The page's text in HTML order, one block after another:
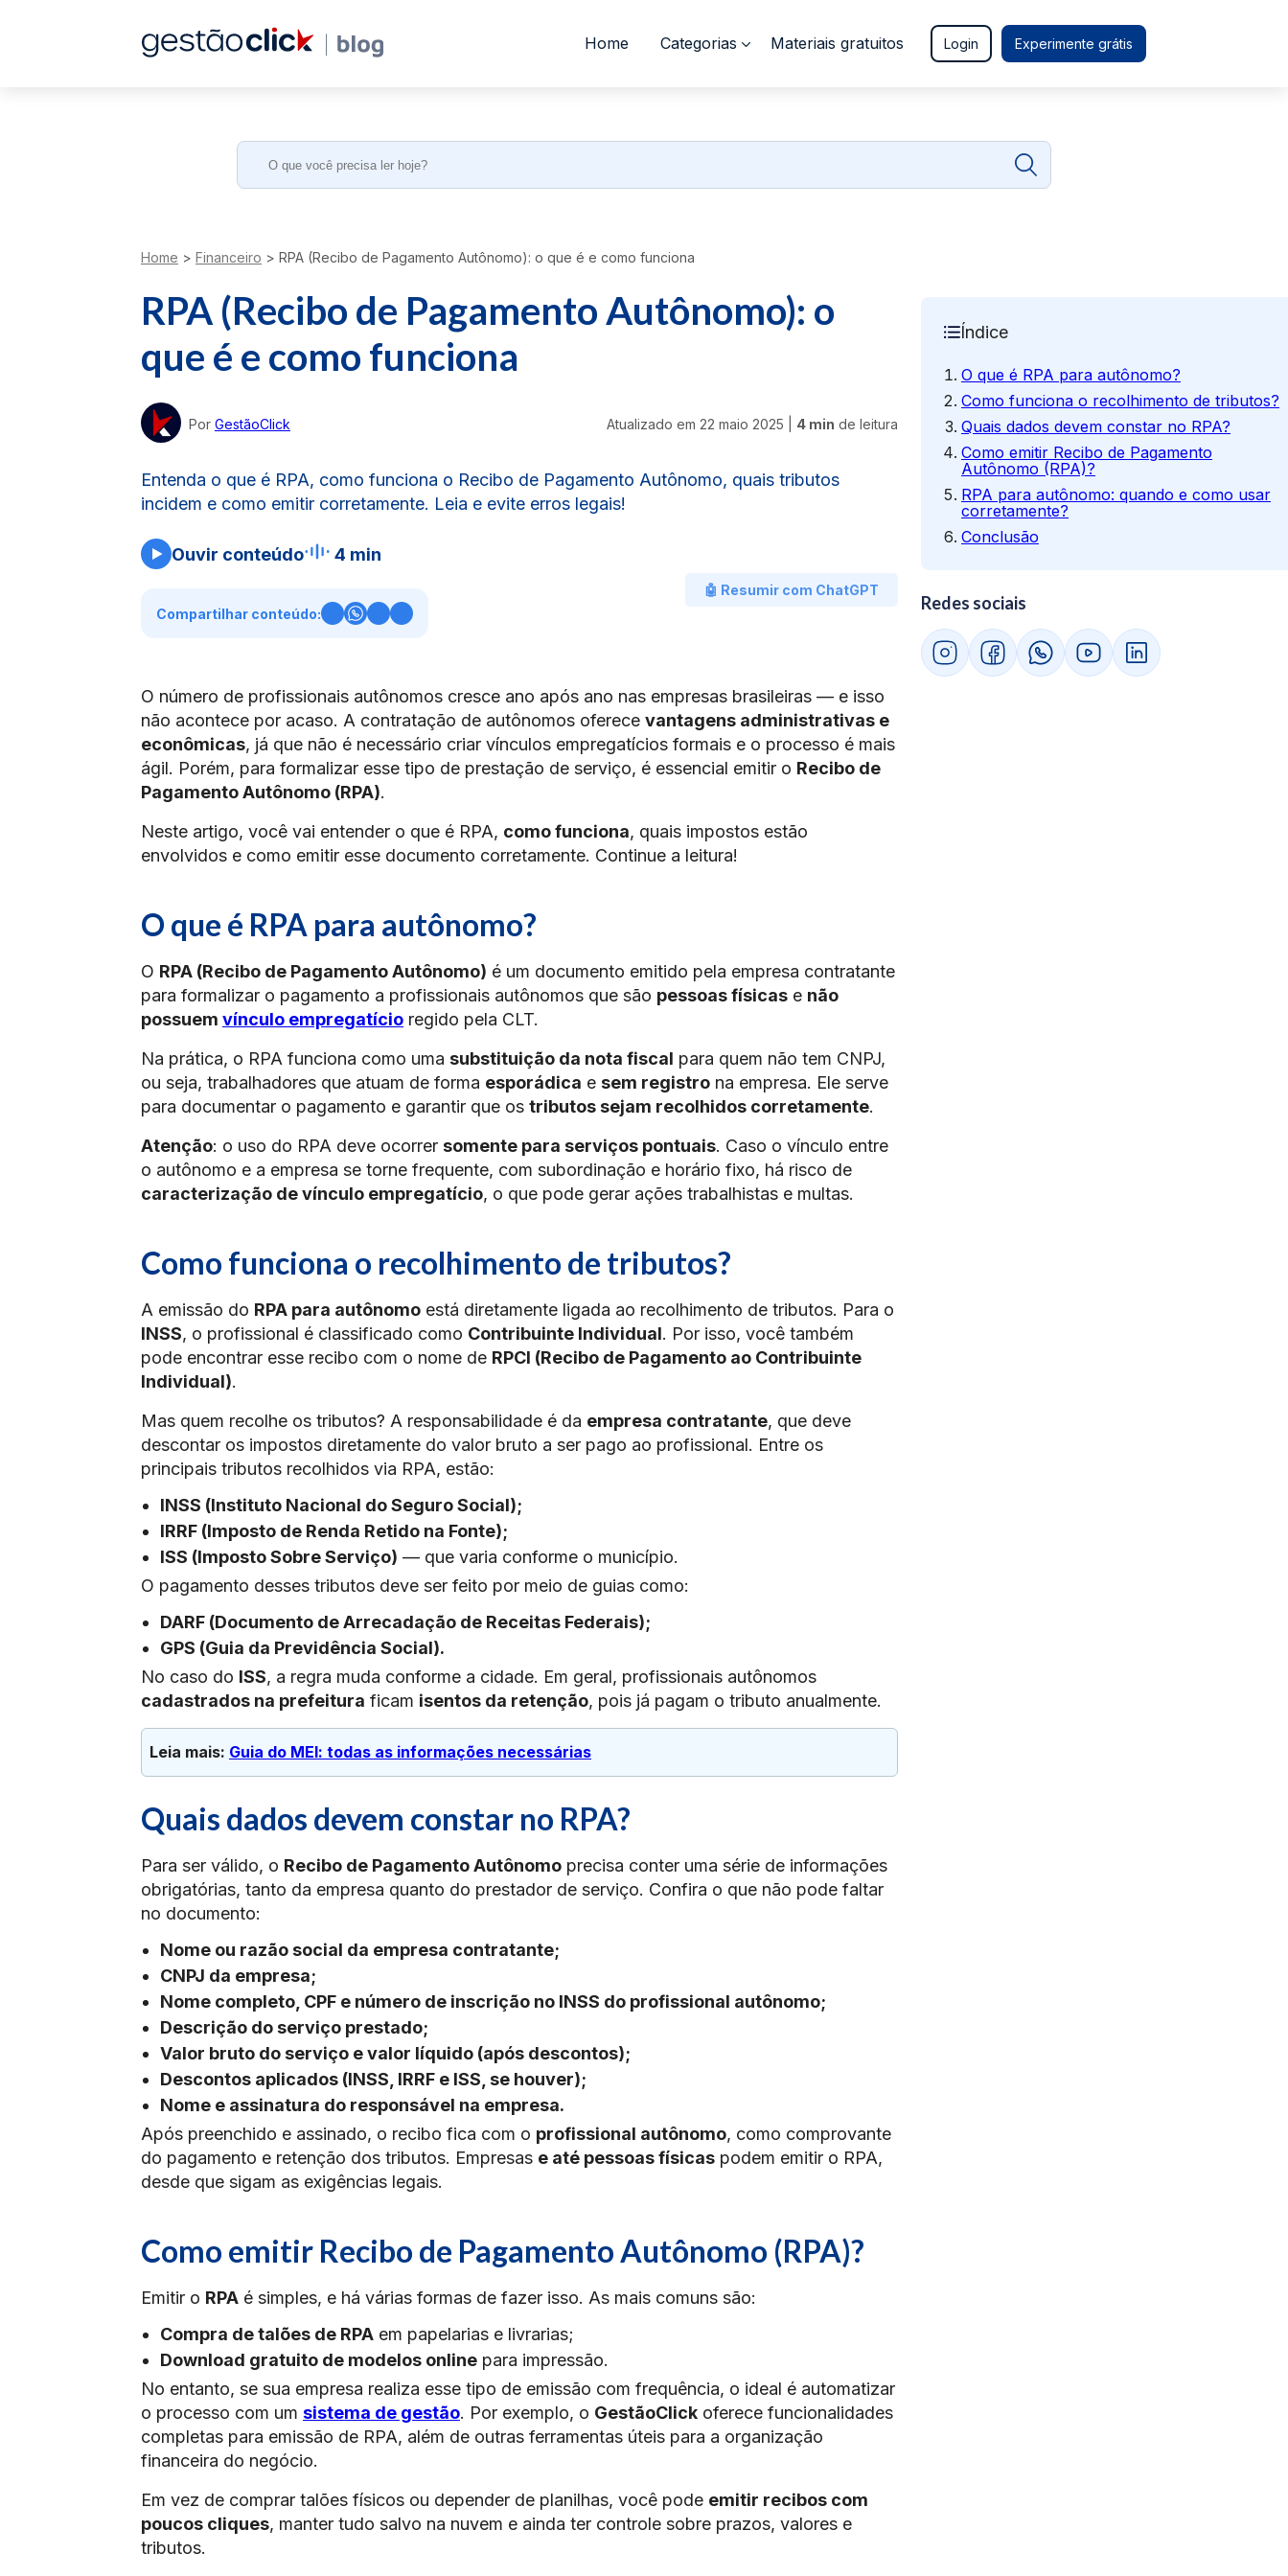
Home Categorias Materiais gratuitos Login Experimente grátis
Search
Home > Financeiro > RPA (Recibo de Pagamento Autônomo): o que é e como funciona
RPA (Recibo de Pagamento Autônomo): o
que é e como funciona
Por GestãoClick Atualizado em 22 maio 2025 4 min de leitura
Entenda o que é RPA, como funciona o Recibo de Pagamento Autônomo, quais tributos
incidem e como emitir corretamente. Leia e evite erros legais!
Ouvir conteúdo 4 min
🤖 Resumir com ChatGPT
Compartilhar conteúdo:
O número de profissionais autônomos cresce ano após ano nas empresas brasileiras — e isso
não acontece por acaso. A contratação de autônomos oferece vantagens administrativas e
econômicas, já que não é necessário criar vínculos empregatícios formais e o processo é mais
ágil. Porém, para formalizar esse tipo de prestação de serviço, é essencial emitir o Recibo de
Pagamento Autônomo (RPA).
Neste artigo, você vai entender o que é RPA, como funciona, quais impostos estão
envolvidos e como emitir esse documento corretamente. Continue a leitura!
O que é RPA para autônomo?
O RPA (Recibo de Pagamento Autônomo) é um documento emitido pela empresa contratante
para formalizar o pagamento a profissionais autônomos que são pessoas físicas e não
possuem vínculo empregatício regido pela CLT.
Na prática, o RPA funciona como uma substituição da nota fiscal para quem não tem CNPJ,
ou seja, trabalhadores que atuam de forma esporádica e sem registro na empresa. Ele serve
para documentar o pagamento e garantir que os tributos sejam recolhidos corretamente.
Atenção: o uso do RPA deve ocorrer somente para serviços pontuais. Caso o vínculo entre
o autônomo e a empresa se torne frequente, com subordinação e horário fixo, há risco de
caracterização de vínculo empregatício, o que pode gerar ações trabalhistas e multas.
Como funciona o recolhimento de tributos?
A emissão do RPA para autônomo está diretamente ligada ao recolhimento de tributos. Para o
INSS, o profissional é classificado como Contribuinte Individual. Por isso, você também
pode encontrar esse recibo com o nome de RPCI (Recibo de Pagamento ao Contribuinte
Individual).
Mas quem recolhe os tributos? A responsabilidade é da empresa contratante, que deve
descontar os impostos diretamente do valor bruto a ser pago ao profissional. Entre os
principais tributos recolhidos via RPA, estão:
INSS (Instituto Nacional do Seguro Social);
IRRF (Imposto de Renda Retido na Fonte);
ISS (Imposto Sobre Serviço) — que varia conforme o município.
O pagamento desses tributos deve ser feito por meio de guias como:
DARF (Documento de Arrecadação de Receitas Federais);
GPS (Guia da Previdência Social).
No caso do ISS, a regra muda conforme a cidade. Em geral, profissionais autônomos
cadastrados na prefeitura ficam isentos da retenção, pois já pagam o tributo anualmente.
Leia mais: Guia do MEI: todas as informações necessárias
Quais dados devem constar no RPA?
Para ser válido, o Recibo de Pagamento Autônomo precisa conter uma série de informações
obrigatórias, tanto da empresa quanto do prestador de serviço. Confira o que não pode faltar
no documento:
Nome ou razão social da empresa contratante;
CNPJ da empresa;
Nome completo, CPF e número de inscrição no INSS do profissional autônomo;
Descrição do serviço prestado;
Valor bruto do serviço e valor líquido (após descontos);
Descontos aplicados (INSS, IRRF e ISS, se houver);
Nome e assinatura do responsável na empresa.
Após preenchido e assinado, o recibo fica com o profissional autônomo, como comprovante
do pagamento e retenção dos tributos. Empresas e até pessoas físicas podem emitir o RPA,
desde que sigam as exigências legais.
Como emitir Recibo de Pagamento Autônomo (RPA)?
Emitir o RPA é simples, e há várias formas de fazer isso. As mais comuns são:
Compra de talões de RPA em papelarias e livrarias;
Download gratuito de modelos online para impressão.
No entanto, se sua empresa realiza esse tipo de emissão com frequência, o ideal é automatizar
o processo com um sistema de gestão. Por exemplo, o GestãoClick oferece funcionalidades
completas para emissão de RPA, além de outras ferramentas úteis para a organização
financeira do negócio.
Em vez de comprar talões físicos ou depender de planilhas, você pode emitir recibos com
poucos cliques, manter tudo salvo na nuvem e ainda ter controle sobre prazos, valores e
tributos.
Índice
O que é RPA para autônomo?
Como funciona o recolhimento de tributos?
Quais dados devem constar no RPA?
Como emitir Recibo de Pagamento
Autônomo (RPA)?
RPA para autônomo: quando e como usar
corretamente?
Conclusão
Redes sociais